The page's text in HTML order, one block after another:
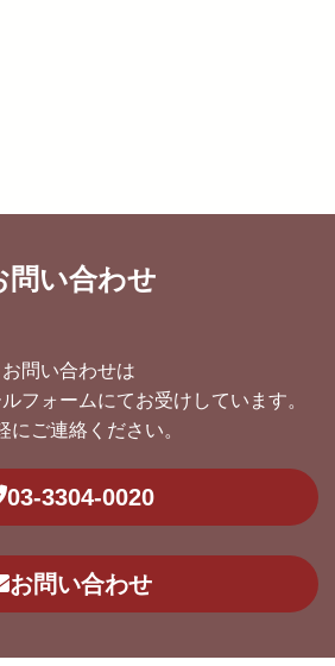
問い合わせ
お問い合わせは
フォームにてお受けしています。
にご連絡ください。
03-3304-0020
お問い合わせ